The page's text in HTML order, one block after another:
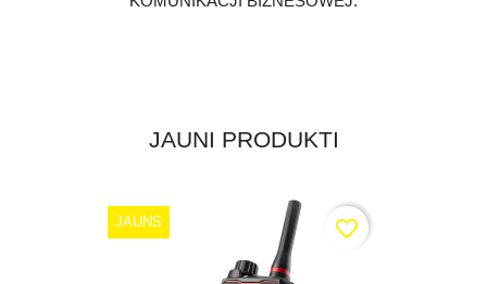
JAUNI PRODUKTI
JAUNS favorite_border